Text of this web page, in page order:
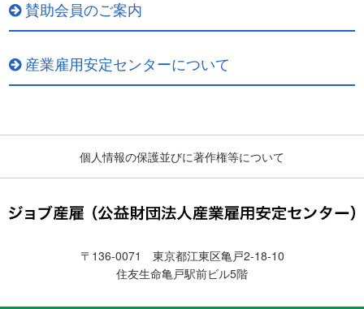
賛助会員のご案内
産業雇用安定センターについて
個人情報の保護並びに著作権等について
〒136-0071 東京都江東区亀戸2-18-10
住友生命亀戸駅前ビル5階